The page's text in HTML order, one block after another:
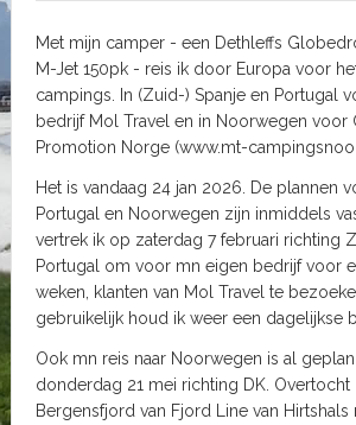
Met mijn camper - een Dethleffs
M-Jet 150pk - reis ik door Europa voor
campings. In (Zuid-) Spanje en Portugal
bedrijf Mol Travel en in Noorwegen voor
Promotion Norge (www.mt-
Het is vandaag 24 jan 2026. De plannen
Portugal en Noorwegen zijn inmiddels
vertrek ik op zaterdag 7 februari richting
Portugal om voor mn eigen bedrijf voor
weken, klanten van Mol Travel te
gebruikelijk houd ik weer een dagelijkse
Ook mn reis naar Noorwegen is al
donderdag 21 mei richting DK. Overtocht
Bergensfjord van Fjord Line van Hirtshals